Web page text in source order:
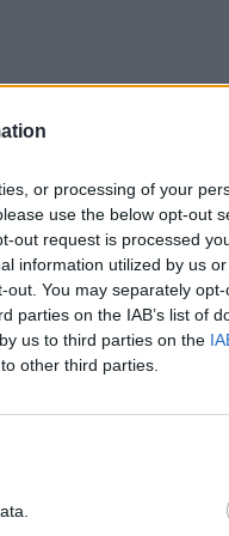
or processing of your
use the below opt-out
out request is processed
information utilized by us
You may separately
parties on the IAB’s list of
us to third parties on the
other third parties.
także
z
Kostki
Młodzieży.
asystent
młodych
Rzymie,
dla nich
trudności nie